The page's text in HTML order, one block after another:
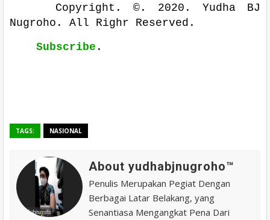
Copyright. ©. 2020. Yudha BJ
Nugroho. All Righr Reserved.
Subscribe .
TAGS: NASIONAL
About yudhabjnugroho™️
Penulis Merupakan Pegiat Dengan
Berbagai Latar Belakang, yang
Senantiasa Mengangkat Pena Dari